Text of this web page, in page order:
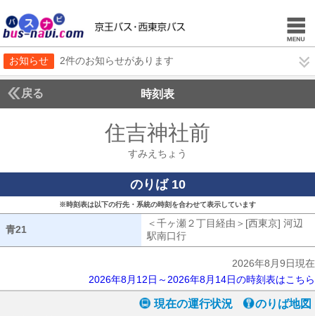
お知らせ 2件のお知らせがあります
戻る 時刻表
住吉神社前
すみえちょう
のりば 10
※時刻表は以下の行先・系統の時刻を合わせて表示しています
青21
＜千ヶ瀬２丁目経由＞[西東京] 河辺
駅南口行
2026年8月9日現在
2026年8月12日～2026年8月14日の時刻表はこちら
現在の運行状況 のりば地図